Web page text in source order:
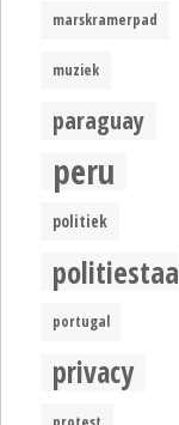
marskramerpad
muziek
paraguay
peru
politiek
politiestaat
portugal
privacy